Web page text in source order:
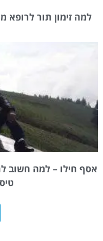
למה זימון תור
אסף חילו – למה חשוב